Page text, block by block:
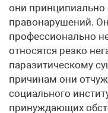
они
правонарушений.
профессионально
относятся резко
паразитическому
причинам они
социального
принуждающих